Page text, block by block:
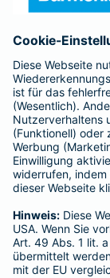
Vergütungen, die
enthalten sind.
Für Lebens- und
Verein
Postfach 080632,
Für private
Ombudsmann für
Postfach 060222,
Impressum